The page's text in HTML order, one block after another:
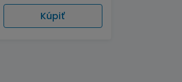
Kúpiť